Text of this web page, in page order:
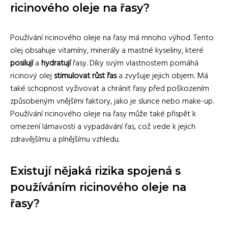
ricinového oleje na řasy?
Používání ricinového oleje na řasy má mnoho výhod. Tento
olej obsahuje vitamíny, minerály a mastné kyseliny, které
posilujíahydratujířasy. Díky svým vlastnostem pomáhá
ricinový olejstimulovat růst řasa zvyšuje jejich objem. Má
také schopnost vyživovat a chránit řasy před poškozením
způsobeným vnějšími faktory, jako je slunce nebo make-up.
Používání ricinového oleje na řasy může také přispět k
omezení lámavosti a vypadávání řas, což vede k jejich
zdravějšímu a plnějšímu vzhledu.
Existují nějaká rizika spojená s
používáním ricinového oleje na
řasy?